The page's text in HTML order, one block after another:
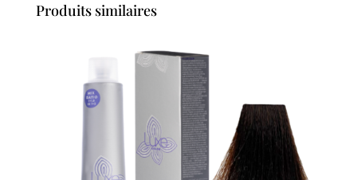
Produits similaires